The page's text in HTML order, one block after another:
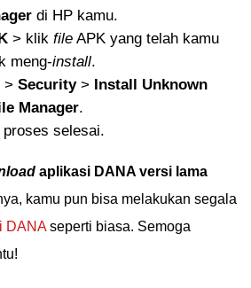
di HP kamu.
> klik file APK yang telah kamu
meng-install.
> Security> Install Unknown
Manager.
proses selesai.
aplikasi DANA versi lama
kamu pun bisa melakukan segala
DANA seperti biasa. Semoga